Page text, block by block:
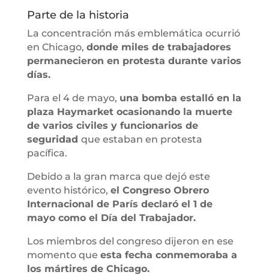
Parte de la historia
La concentración más emblemática ocurrió
en Chicago, donde miles de trabajadores
permanecieron en protesta durante varios
días.
Para el 4 de mayo, una bomba estalló en la
plaza Haymarket ocasionando la muerte
de varios civiles y funcionarios de
seguridad que estaban en protesta
pacífica.
Debido a la gran marca que dejó este
evento histórico, el Congreso Obrero
Internacional de París declaró el 1 de
mayo como el Día del Trabajador.
Los miembros del congreso dijeron en ese
momento que esta fecha conmemoraba a
los mártires de Chicago.